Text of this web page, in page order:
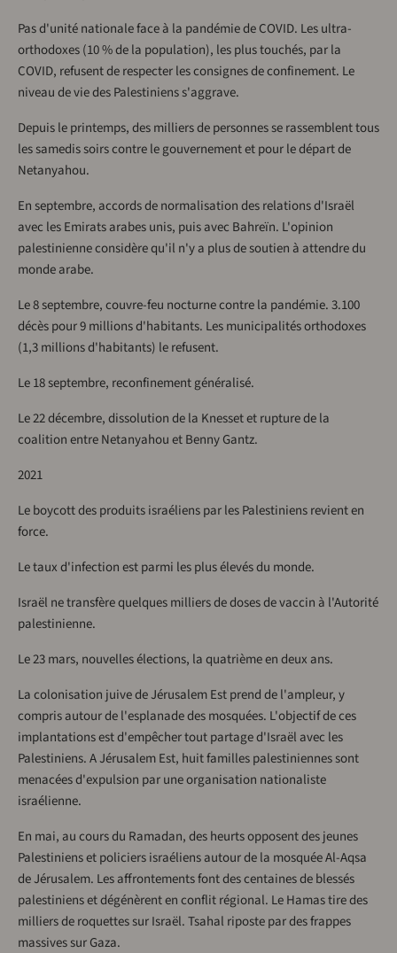
Pas d'unité nationale face à la pandémie de COVID. Les ultra-
orthodoxes (10 % de la population), les plus touchés, par la
COVID, refusent de respecter les consignes de confinement. Le
niveau de vie des Palestiniens s'aggrave.
Depuis le printemps, des milliers de personnes se rassemblent tous
les samedis soirs contre le gouvernement et pour le départ de
Netanyahou.
En septembre, accords de normalisation des relations d'Israël
avec les Emirats arabes unis, puis avec Bahreïn. L'opinion
palestinienne considère qu'il n'y a plus de soutien à attendre du
monde arabe.
Le 8 septembre, couvre-feu nocturne contre la pandémie. 3.100
décès pour 9 millions d'habitants. Les municipalités orthodoxes
(1,3 millions d'habitants) le refusent.
Le 18 septembre, reconfinement généralisé.
Le 22 décembre, dissolution de la Knesset et rupture de la
coalition entre Netanyahou et Benny Gantz.
2021
Le boycott des produits israéliens par les Palestiniens revient en
force.
Le taux d'infection est parmi les plus élevés du monde.
Israël ne transfère quelques milliers de doses de vaccin à l'Autorité
palestinienne.
Le 23 mars, nouvelles élections, la quatrième en deux ans.
La colonisation juive de Jérusalem Est prend de l'ampleur, y
compris autour de l'esplanade des mosquées. L'objectif de ces
implantations est d'empêcher tout partage d'Israël avec les
Palestiniens. A Jérusalem Est, huit familles palestiniennes sont
menacées d'expulsion par une organisation nationaliste
israélienne.
En mai, au cours du Ramadan, des heurts opposent des jeunes
Palestiniens et policiers israéliens autour de la mosquée Al-Aqsa
de Jérusalem. Les affrontements font des centaines de blessés
palestiniens et dégénèrent en conflit régional. Le Hamas tire des
milliers de roquettes sur Israël. Tsahal riposte par des frappes
massives sur Gaza.